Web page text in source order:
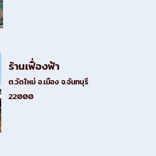
ร้านเฟื่องฟ้า
ต.วัดใหม่ อ.เมือง จ.จันทบุรี
22000